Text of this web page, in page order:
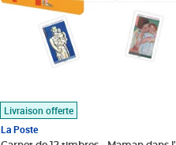
Livraison offerte
La Poste